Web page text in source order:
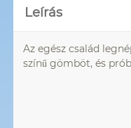
Leírás
Az egész család
színű gömböt, és